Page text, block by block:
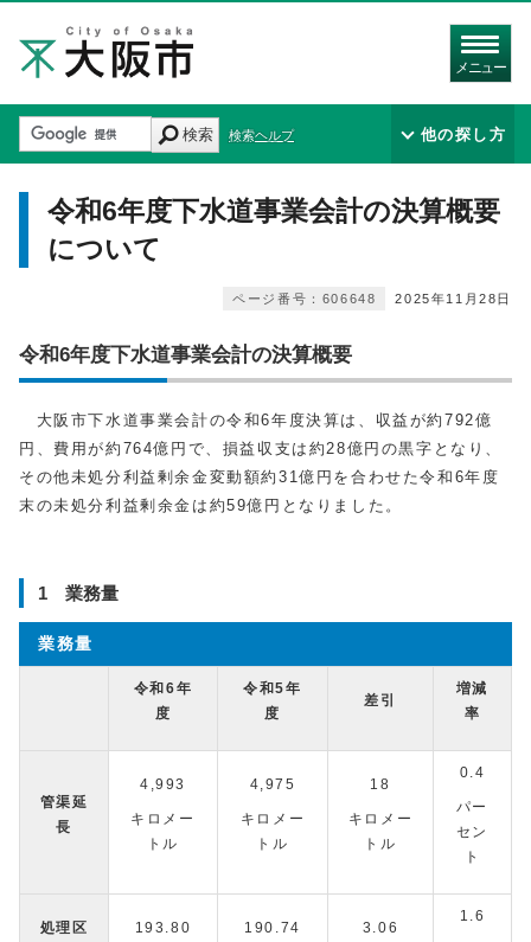
メニュー
検索 検索ヘルプ 他の探し方
令和6年度下水道事業会計の決算概要
について
2025年11月28日
ページ番号：606648
令和6年度下水道事業会計の決算概要
大阪市下水道事業会計の令和6年度決算は、収益が約792億
円、費用が約764億円で、損益収支は約28億円の黒字となり、
その他未処分利益剰余金変動額約31億円を合わせた令和6年度
末の未処分利益剰余金は約59億円となりました。
1 業務量
業務量
令和6年
度
令和5年
度
差引
増減
率
管渠延
長
4,993
キロメー
トル
4,975
キロメー
トル
18
キロメー
トル
0.4
パー
セン
ト
処理区
193.80 190.74 3.06
1.6